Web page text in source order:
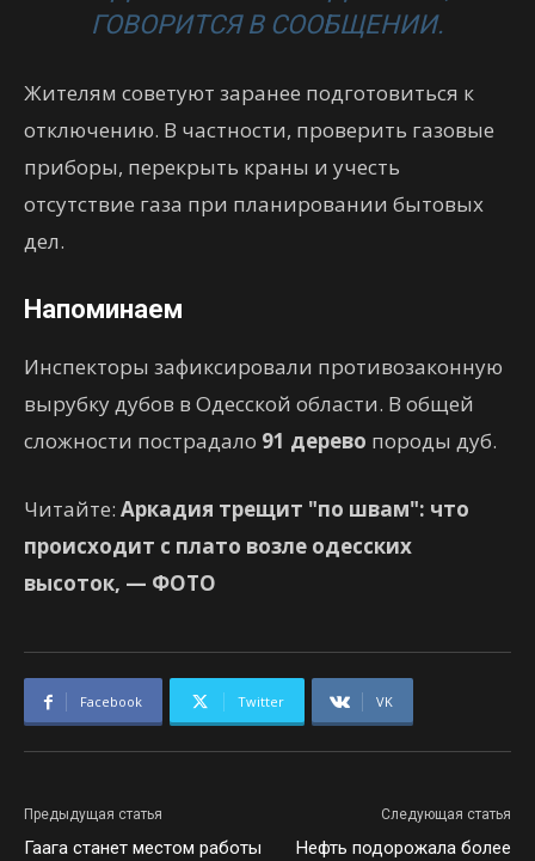
ГОВОРИТСЯ В СООБЩЕНИИ.
Жителям советуют заранее подготовиться к
отключению. В частности, проверить газовые
приборы, перекрыть краны и учесть
отсутствие газа при планировании бытовых
дел.
Напоминаем
Инспекторы зафиксировали противозаконную
вырубку дубов в Одесской области. В общей
сложности пострадало 91 дерево породы дуб.
Читайте: Аркадия трещит "по швам": что
происходит с плато возле одесских
высоток, — ФОТО
Facebook Twitter VK
Предыдущая статья
Гаага станет местом работы
Следующая статья
Нефть подорожала более